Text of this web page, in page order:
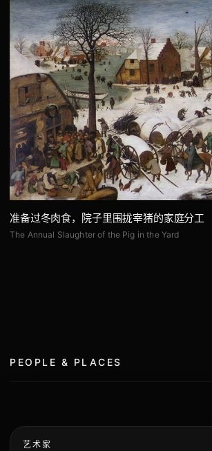
准备过冬肉食，院子里围拢宰猪的家庭分工
The Annual Slaughter of the Pig in the Yard
PEOPLE & PLACES
艺术家